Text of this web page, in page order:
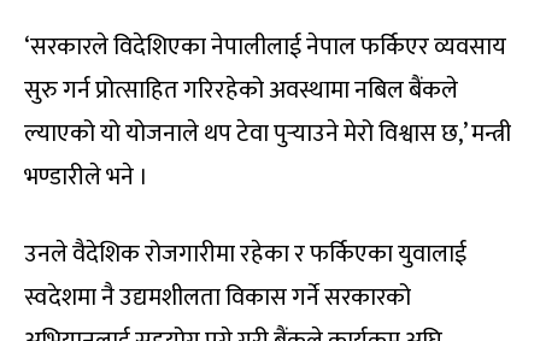
‘सरकारले विदेशिएका नेपालीलाई नेपाल फर्किएर व्यवसाय
सुरु गर्न प्रोत्साहित गरिरहेको अवस्थामा नबिल बैंकले
ल्याएको यो योजनाले थप टेवा पुर्‍याउने मेरो विश्वास छ,’ मन्त्री
भण्डारीले भने ।
उनले वैदेशिक रोजगारीमा रहेका र फर्किएका युवालाई
स्वदेशमा नै उद्यमशीलता विकास गर्ने सरकारको